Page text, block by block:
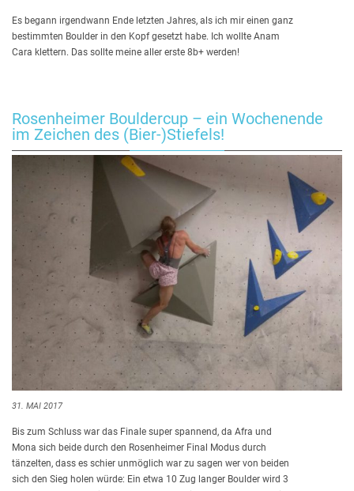
Es begann irgendwann Ende letzten Jahres, als ich mir einen ganz
bestimmten Boulder in den Kopf gesetzt habe. Ich wollte Anam
Cara klettern. Das sollte meine aller erste 8b+ werden!
Rosenheimer Bouldercup – ein Wochenende
im Zeichen des (Bier-)Stiefels!
31. MAI 2017
Bis zum Schluss war das Finale super spannend, da Afra und
Mona sich beide durch den Rosenheimer Final Modus durch
tänzelten, dass es schier unmöglich war zu sagen wer von beiden
sich den Sieg holen würde: Ein etwa 10 Zug langer Boulder wird 3